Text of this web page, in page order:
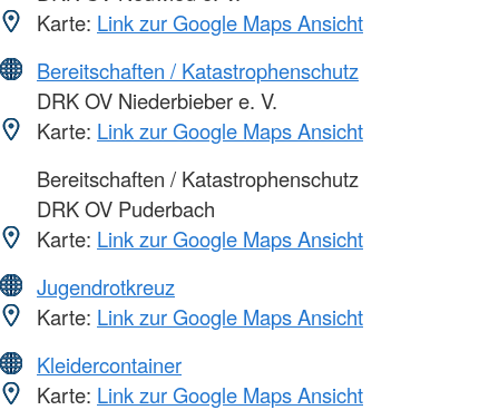
Karte: Link zur Google Maps Ansicht
Bereitschaften / Katastrophenschutz
DRK OV Niederbieber e. V.
Karte: Link zur Google Maps Ansicht
Bereitschaften / Katastrophenschutz
DRK OV Puderbach
Karte: Link zur Google Maps Ansicht
Jugendrotkreuz
Karte: Link zur Google Maps Ansicht
Kleidercontainer
Karte: Link zur Google Maps Ansicht